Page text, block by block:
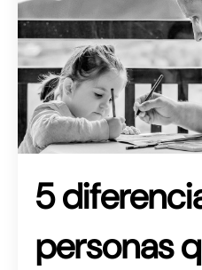
5
personas